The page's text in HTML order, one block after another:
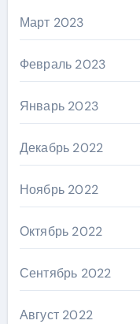
Март 2023
Февраль 2023
Январь 2023
Декабрь 2022
Ноябрь 2022
Октябрь 2022
Сентябрь 2022
Август 2022